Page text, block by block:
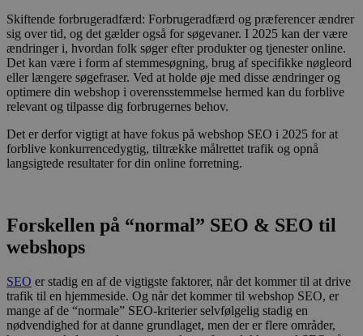
Skiftende forbrugeradfærd: Forbrugeradfærd og præferencer ændrer
sig over tid, og det gælder også for søgevaner. I 2025 kan der være
ændringer i, hvordan folk søger efter produkter og tjenester online.
Det kan være i form af stemmesøgning, brug af specifikke nøgleord
eller længere søgefraser. Ved at holde øje med disse ændringer og
optimere din webshop i overensstemmelse hermed kan du forblive
relevant og tilpasse dig forbrugernes behov.
Det er derfor vigtigt at have fokus på webshop SEO i 2025 for at
forblive konkurrencedygtig, tiltrække målrettet trafik og opnå
langsigtede resultater for din online forretning.
Forskellen på “normal” SEO & SEO til
webshops
SEO er stadig en af de vigtigste faktorer, når det kommer til at drive
trafik til en hjemmeside. Og når det kommer til webshop SEO, er
mange af de “normale” SEO-kriterier selvfølgelig stadig en
nødvendighed for at danne grundlaget, men der er flere områder,